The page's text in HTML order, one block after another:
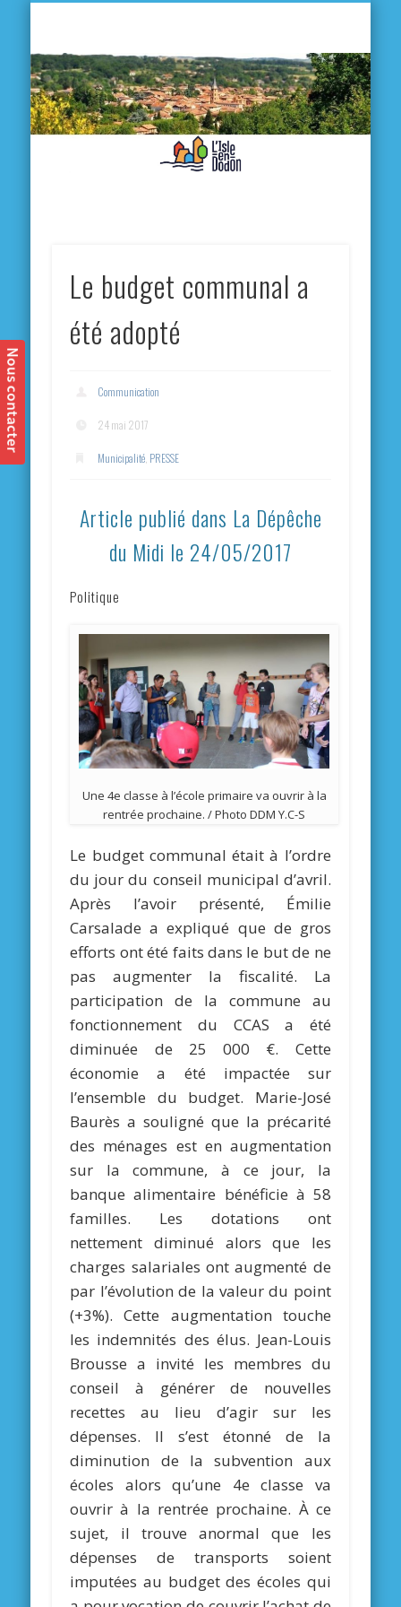
Le budget communal a
été adopté
Communication
24 mai 2017
Municipalité PRESSE
Article publié dans La Dépêche
du Midi le 24/05/2017
Politique
Une 4e classe à l’école primaire va ouvrir à la
rentrée prochaine. / Photo DDM Y.C-S
Le budget communal était à l’ordre
du jour du conseil municipal d’avril.
Après l’avoir présenté, Émilie
Carsalade a expliqué que de gros
efforts ont été faits dans le but de ne
pas augmenter la fiscalité. La
participation de la commune au
fonctionnement du CCAS a été
diminuée de 25 000 €. Cette
économie a été impactée sur
l’ensemble du budget. Marie-José
Baurès a souligné que la précarité
des ménages est en augmentation
sur la commune, à ce jour, la
banque alimentaire bénéficie à 58
familles. Les dotations ont
nettement diminué alors que les
charges salariales ont augmenté de
par l’évolution de la valeur du point
(+3%). Cette augmentation touche
les indemnités des élus. Jean-Louis
Brousse a invité les membres du
conseil à générer de nouvelles
recettes au lieu d’agir sur les
dépenses. Il s’est étonné de la
diminution de la subvention aux
écoles alors qu’une 4e classe va
ouvrir à la rentrée prochaine. À ce
sujet, il trouve anormal que les
dépenses de transports soient
imputées au budget des écoles qui